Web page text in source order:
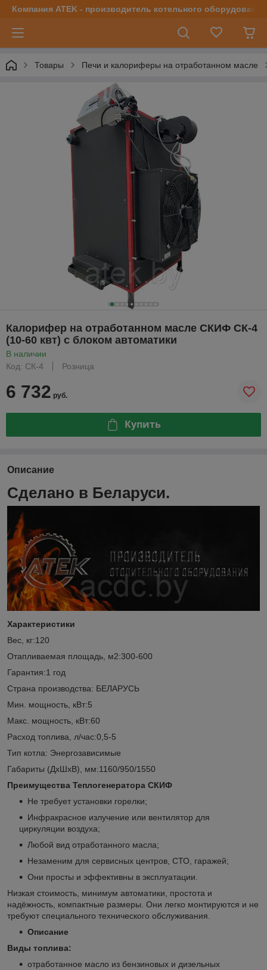
Компания ATEK - производитель котельного оборудования
Товары Печи и калориферы на отработанном масле
Калорифер на отработанном масле СКИФ СК-4
(10-60 квт) с блоком автоматики
В наличии
Код: СК-4
Розница
6 732 руб.
Купить
Описание
Сделано в Беларуси.
Характеристики
Вес, кг:120
Отапливаемая площадь, м2:300-600
Гарантия:1 год
Страна производства: БЕЛАРУСЬ
Мин. мощность, кВт:5
Макс. мощность, кВт:60
Расход топлива, л/час:0,5-5
Тип котла: Энергозависимые
Габариты (ДxШxВ), мм:1160/950/1550
Преимущества Теплогенератора СКИФ
Не требует установки горелки;
Инфракрасное излучение или вентилятор для
циркуляции воздуха;
Любой вид отработанного масла;
Незаменим для сервисных центров, СТО, гаражей;
Они просты и эффективны в эксплуатации.
Низкая стоимость, минимум автоматики, простота и
надёжность, компактные размеры. Они легко монтируются и не
требуют специального технического обслуживания.
Описание
Виды топлива:
отработанное масло из бензиновых и дизельных